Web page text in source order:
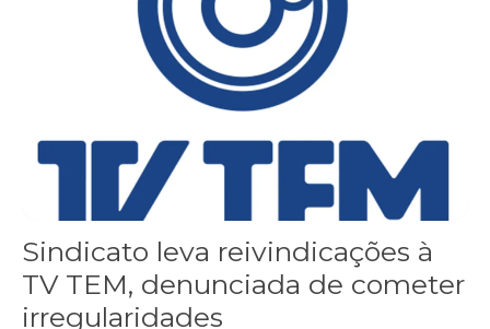
Sindicato leva reivindicações à
TV TEM, denunciada de cometer
irregularidades